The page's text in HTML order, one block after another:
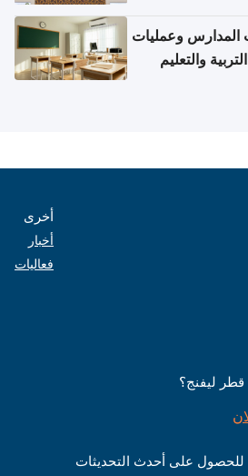
المدارس وعمليات
والتعليم
أخرى
أخبار
فعاليات
ليفنج؟
للحصول على أحدث التحديثات